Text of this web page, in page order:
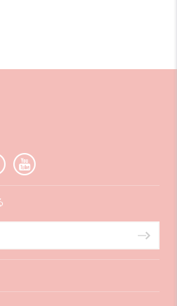
イプのディテール
スメイド